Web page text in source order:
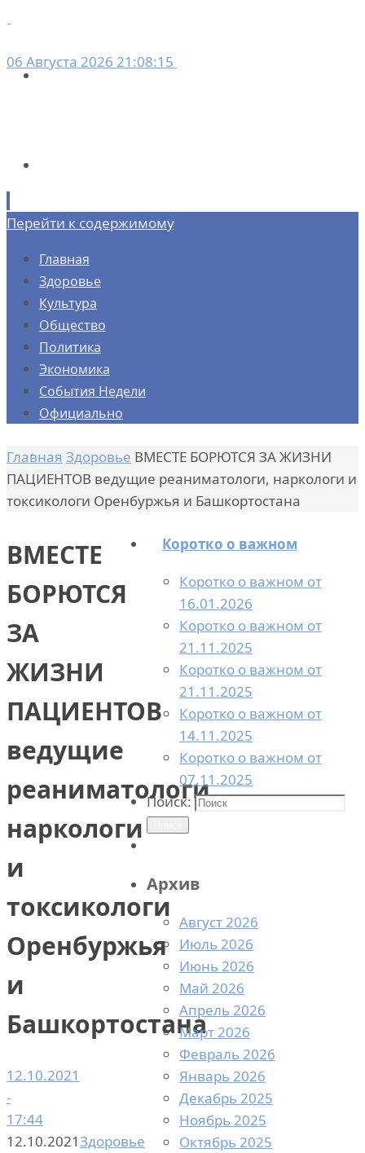
06 Августа 2026 21:08:15
Перейти к содержимому
Главная
Здоровье
Культура
Общество
Политика
Экономика
События Недели
Официально
Главная Здоровье ВМЕСТЕ БОРЮТСЯ ЗА ЖИЗНИ
ПАЦИЕНТОВ ведущие реаниматологи, наркологи и
токсикологи Оренбуржья и Башкортостана
ВМЕСТЕ
БОРЮТСЯ
ЗА
ЖИЗНИ
ПАЦИЕНТОВ
ведущие
реаниматологи,
наркологи
и
токсикологи
Оренбуржья
и
Башкортостана
12.10.2021
-
17:44
12.10.2021Здоровье
Коротко о важном
Коротко о важном от
16.01.2026
Коротко о важном от
21.11.2025
Коротко о важном от
21.11.2025
Коротко о важном от
14.11.2025
Коротко о важном от
07.11.2025
Поиск:
Архив
Август 2026
Июль 2026
Июнь 2026
Май 2026
Апрель 2026
Март 2026
Февраль 2026
Январь 2026
Декабрь 2025
Ноябрь 2025
Октябрь 2025